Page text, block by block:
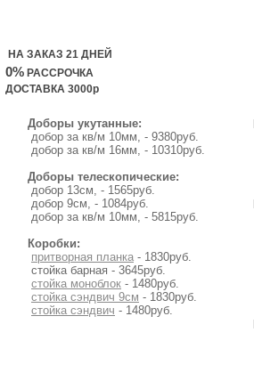
НА ЗАКАЗ 21 ДНЕЙ
0% РАССРОЧКА
ДОСТАВКА 3000р
Доборы укутанные:
добор за кв/м 10мм, - 9380руб.
добор за кв/м 16мм, - 10310руб.
Доборы телескопические:
добор 13см, - 1565руб.
добор 9см, - 1084руб.
добор за кв/м 10мм, - 5815руб.
Коробки:
притворная планка - 1830руб.
стойка барная - 3645руб.
стойка моноблок - 1480руб.
стойка сэндвич 9см - 1830руб.
стойка сэндвич - 1480руб.